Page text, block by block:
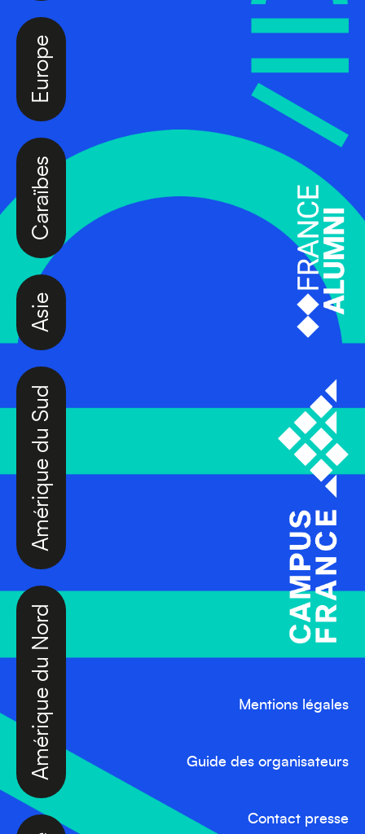
Amérique du Nord
Amérique du Sud
Asie
Caraïbes
Europe
Mentions légales
Guide des organisateurs
Contact presse